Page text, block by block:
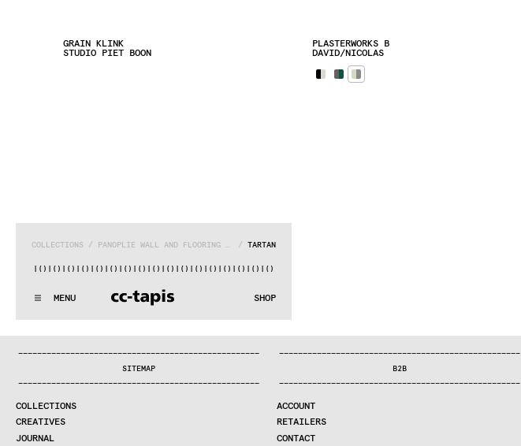
MENU SHOP
COLLECTIONS / / TARTAN
)|() |() |() |() |() |() |() |() |() |() |() |() |() |() |() |() |(
:..:^:..:^:. .:^:..:^:..:^:..:^:. .:^:..:^
WE MAKE RUGS
COMPANY
CONTRACT DIVISION
GRAIN KLINK
STUDIO PIET BOON
PLASTERWORKS B
DAVID/NICOLAS
———————————————————————————————————————————————————
SITEMAP
———————————————————————————————————————————————————
COLLECTIONS
CREATIVES
JOURNAL
———————————————————————————————————————————————————
B2B
———————————————————————————————————————————————————
ACCOUNT
RETAILERS
CONTACT